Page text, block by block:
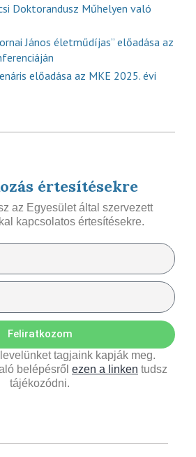
Doktorandusz Műhelyen való
János életműdíjas” előadása az
előadása az MKE 2025. évi
értesítésekre
az Egyesület által szervezett
kapcsolatos értesítésekre.
Feliratkozom
tagjaink kapják meg.
belépésről ezen a linken tudsz
tájékozódni.